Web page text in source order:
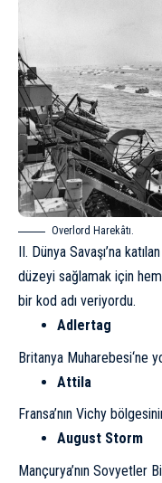
Overlord Harekâtı.
II. Dünya Savaşı’na
düzeyi sağlamak için
bir kod adı veriyordu.
Adlertag
Britanya Muharebesi‘ne
Attila
Fransa’nın Vichy
August Storm
Mançurya’nın Sovyetler